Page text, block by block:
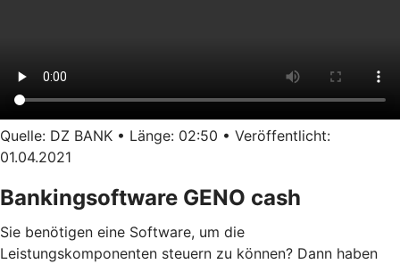
Quelle: DZ BANK • Länge: 02:50 • Veröffentlicht:
01.04.2021
Bankingsoftware GENO cash
Sie benötigen eine Software, um die
Leistungskomponenten steuern zu können? Dann haben